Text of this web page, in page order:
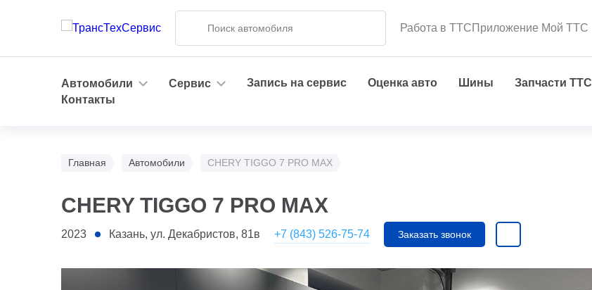
Работа в ТТСПриложение Мой ТТС
Автомобили Сервис Запись на сервис Оценка авто Шины Запчасти ТТС
Контакты
Главная Автомобили CHERY TIGGO 7 PRO MAX
CHERY TIGGO 7 PRO MAX
2023 Казань, ул. Декабристов, 81в +7 (843) 526-75-74 Заказать звонок